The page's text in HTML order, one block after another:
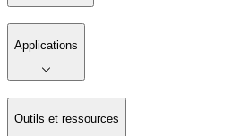
Applications
Outils et ressources